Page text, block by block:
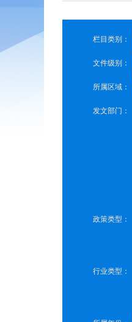
栏目类别：
文件级别：
所属区域：
发文部门：
政策类型：
行业类型：